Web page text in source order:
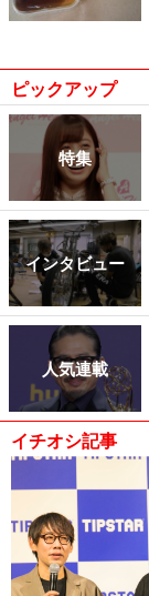
ピックアップ
特集
インタビュー
人気連載
イチオシ記事